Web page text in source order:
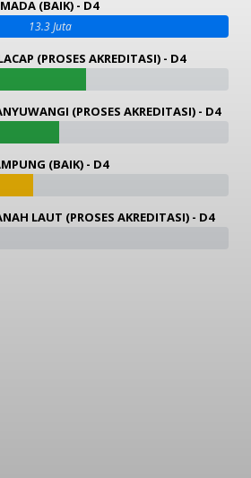
(BAIK) - D4
13.3 Juta
(PROSES AKREDITASI) - D4
(PROSES AKREDITASI) - D4
(BAIK) - D4
LAUT (PROSES AKREDITASI) - D4